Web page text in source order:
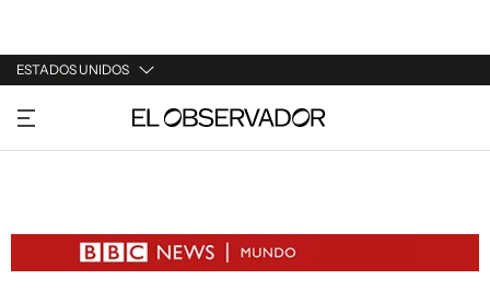
ESTADOS UNIDOS
URUGUAY
ARGENTINA
ESTADOS UNIDOS